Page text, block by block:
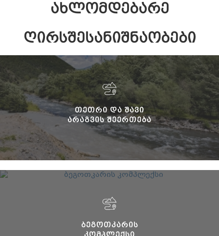
ᲐᲮᲚᲝᲛᲓᲔᲑᲐᲠᲔ
ᲦᲘᲠᲡᲨᲔᲡᲐᲜᲘᲨᲜᲐᲝᲑᲔᲑᲘ
ᲗᲔᲗᲠᲘ ᲓᲐ ᲨᲐᲕᲘ
ᲐᲠᲐᲒᲕᲘᲡ ᲨᲔᲔᲠᲗᲔᲑᲐ
ᲑᲔᲒᲝᲗᲙᲐᲠᲘᲡ
ᲙᲝᲛᲞᲚᲔᲥᲡᲘ